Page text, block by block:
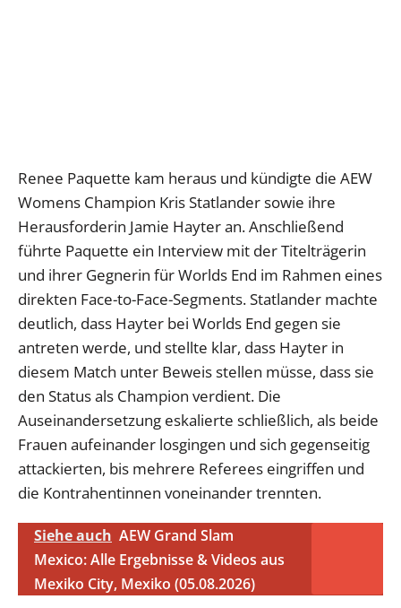
Renee Paquette kam heraus und kündigte die AEW
Womens Champion Kris Statlander sowie ihre
Herausforderin Jamie Hayter an. Anschließend
führte Paquette ein Interview mit der Titelträgerin
und ihrer Gegnerin für Worlds End im Rahmen eines
direkten Face-to-Face-Segments. Statlander machte
deutlich, dass Hayter bei Worlds End gegen sie
antreten werde, und stellte klar, dass Hayter in
diesem Match unter Beweis stellen müsse, dass sie
den Status als Champion verdient. Die
Auseinandersetzung eskalierte schließlich, als beide
Frauen aufeinander losgingen und sich gegenseitig
attackierten, bis mehrere Referees eingriffen und
die Kontrahentinnen voneinander trennten.
Siehe auch AEW Grand Slam
Mexico: Alle Ergebnisse & Videos aus
Mexiko City, Mexiko (05.08.2026)